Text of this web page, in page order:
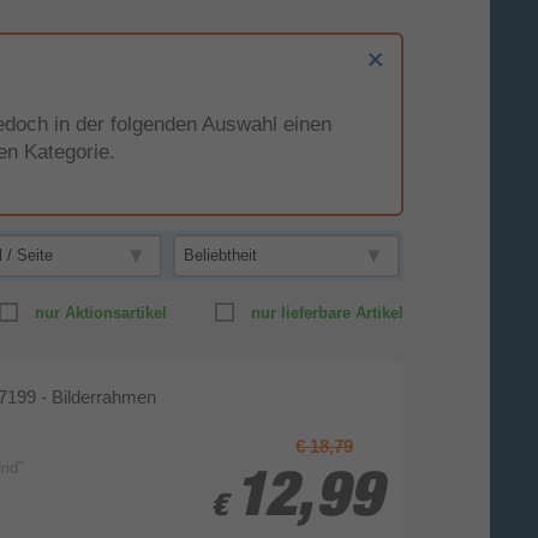
in der folgenden Auswahl einen
Kategorie.
nur lieferbare Artikel
nur Aktionsartikel
€ 18,79
€ 12,99
€ 12,99
- Bilderrahmen